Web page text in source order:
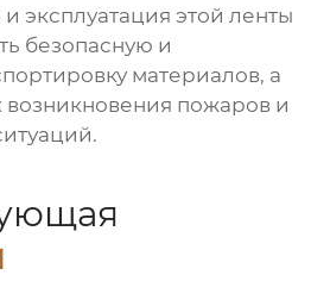
эксплуатация этой ленты
безопасную и
материалов, а
возникновения пожаров и